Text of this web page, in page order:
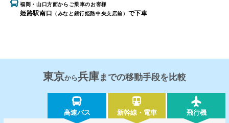
福岡・山口方面からご乗車のお客様
姫路駅南口 （みなと銀行姫路中央支店前） で下車
東京から兵庫までの移動手段を比較
高速バス 新幹線・電車 飛行機